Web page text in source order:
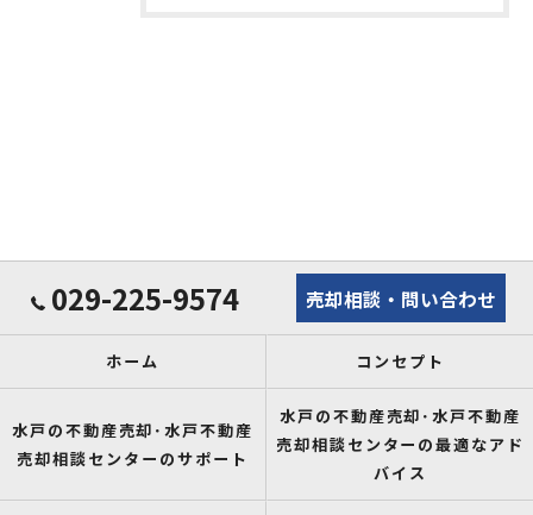
029-225-9574 売却相談・問い合わせ
ホーム コンセプト
水戸の不動産売却･水戸不動産
売却相談センターのサポート
水戸の不動産売却･水戸不動産
売却相談センターの最適なアド
バイス